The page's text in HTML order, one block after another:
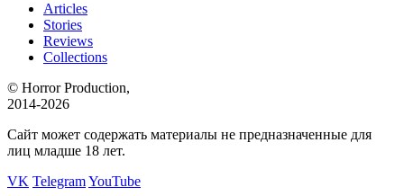
Articles
Stories
Reviews
Collections
© Horror Production,
2014-2026
Сайт может содержать материалы не предназначенные для
лиц младше 18 лет.
VK TelegramYouTube